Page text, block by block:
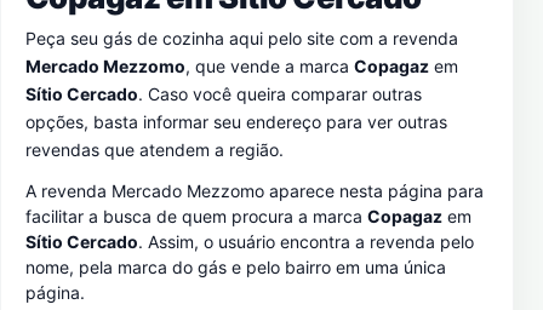
Peça seu gás de cozinha aqui pelo site com a revenda
Mercado Mezzomo, que vende a marca Copagaz em
Sítio Cercado. Caso você queira comparar outras
opções, basta informar seu endereço para ver outras
revendas que atendem a região.
A revenda Mercado Mezzomo aparece nesta página para
facilitar a busca de quem procura a marca Copagaz em
Sítio Cercado. Assim, o usuário encontra a revenda pelo
nome, pela marca do gás e pelo bairro em uma única
página.